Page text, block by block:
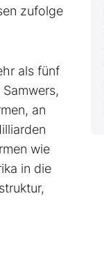
zufolge
als fünf
an
wie
in die